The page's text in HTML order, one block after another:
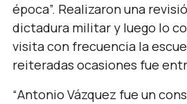
época”. Realizaron una
dictadura militar y luego lo
visita con frecuencia la
reiteradas ocasiones fue
“Antonio Vázquez fue un